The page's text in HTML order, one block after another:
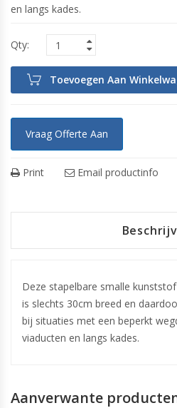
en langs kades.
Toevoegen Aan
Vraag Offerte Aan
Print Email productinfo
Deze stapelbare smalle
is slechts 30cm breed en
bij situaties met een beperkt
viaducten en langs kades.
Aanverwante